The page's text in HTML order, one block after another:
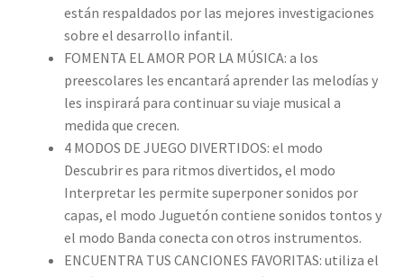
están respaldados por las mejores investigaciones
sobre el desarrollo infantil.
FOMENTA EL AMOR POR LA MÚSICA: a los
preescolares les encantará aprender las melodías y
les inspirará para continuar su viaje musical a
medida que crecen.
4 MODOS DE JUEGO DIVERTIDOS: el modo
Descubrir es para ritmos divertidos, el modo
Interpretar les permite superponer sonidos por
capas, el modo Juguetón contiene sonidos tontos y
el modo Banda conecta con otros instrumentos.
ENCUENTRA TUS CANCIONES FAVORITAS: utiliza el